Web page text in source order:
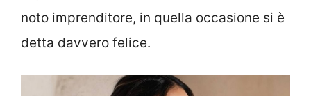
noto imprenditore, in quella occasione si è
detta davvero felice.